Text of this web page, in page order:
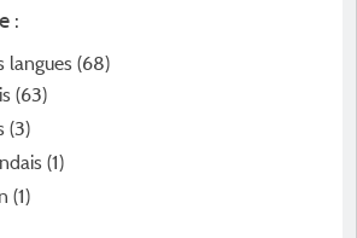
:
langues (68)
(63)
(3)
(1)
(1)